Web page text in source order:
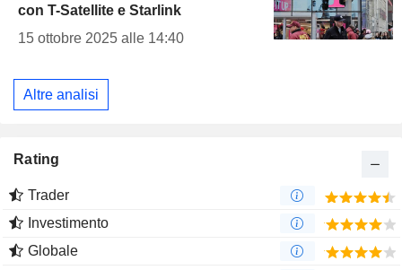
con T-Satellite e Starlink
15 ottobre 2025 alle 14:40
Altre analisi
Rating
Trader
Investimento
Globale